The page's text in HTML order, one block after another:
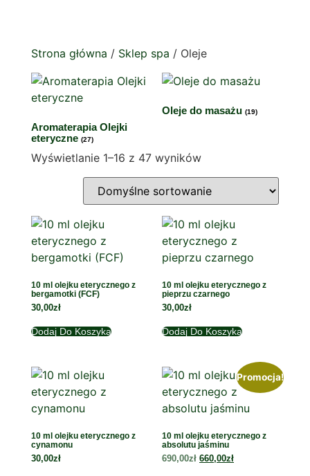
Strona główna / Sklep spa / Oleje
Aromaterapia Olejki
eteryczne (27)
Oleje do masażu (19)
Wyświetlanie 1–16 z 47 wyników
10 ml olejku eterycznego z
bergamotki (FCF)
30,00zł
Dodaj Do Koszyka
10 ml olejku eterycznego z
pieprzu czarnego
30,00zł
Dodaj Do Koszyka
10 ml olejku eterycznego z
cynamonu
30,00zł
Promocja!
10 ml olejku eterycznego z
absolutu jaśminu
690,00zł 660,00zł